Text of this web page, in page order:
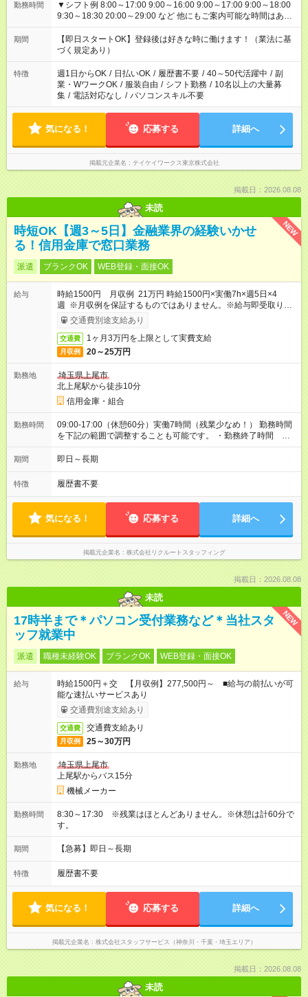
勤務時間
▼シフト例 8:00～17:00 9:00～16:00 9:00～17:00 9:00～18:00
9:30～18:30 20:00～29:00 など 他にもご案内可能な時間はあり
ます！ ご希望の勤務時間を教えてください＾＾
期間
【即日スタートOK】登録後は好きな時に働けます！（業法に基
づく規定あり）
特徴 週1日からOK / 日払いOK / 履歴書不要 / 40～50代活躍中 / 副
業・WワークOK / 服装自由 / シフト勤務 / 10名以上の大量募
集 / 電話対応なし / パソコンスキル不要
気になる！ 応募する 詳細へ
掲載元企業名 テイケイワークス東京株式会社
掲載日：2026.08.08
未読
NEW
時短OK【週3～5日】金融業界の経験いかせ
る！信用金庫で窓口業務
派遣 ブランクOK WEB登録・面接OK
給与
時給1500円 月収例 21万円 時給1500円×実働7h×週5日×4
週 ※月収例を保証するものではありません。※給与即受取りサ
ービス利用可（利用条件有）
交通費別途支給あり
交通費 1ヶ月3万円を上限として実費支給
月収例 20～25万円
勤務地
埼玉県上尾市
北上尾駅から徒歩10分
信用金庫・組合
勤務時間
09:00-17:00（休憩60分）実働7時間（残業少なめ！） 勤務時間
を下記の範囲で調整することも可能です。 ・勤務終了時間
16:00～17:00 ・実働 06:00～07:00
期間 即日～長期
特徴 履歴書不要
気になる！ 応募する 詳細へ
掲載元企業名 株式会社リクルートスタッフィング
掲載日：2026.08.08
未読
NEW
17時半まで＊パソコン受付業務など＊当社スタ
ッフ就業中
派遣 職種未経験OK ブランクOK WEB登録・面接OK
給与
時給1500円＋交 【月収例】277,500円～ ■給与の前払いが可
能な速払いサービスあり
交通費別途支給あり
交通費 交通費支給あり
月収例 25～30万円
勤務地
埼玉県上尾市
上尾駅からバス15分
機械メーカー
勤務時間
8:30～17:30 ※残業はほとんどありません。※休憩は計60分で
す。
期間 【急募】即日～長期
特徴 履歴書不要
気になる！ 応募する 詳細へ
掲載元企業名 株式会社スタッフサービス（神奈川・千葉・埼玉エリア）
掲載日：2026.08.08
未読